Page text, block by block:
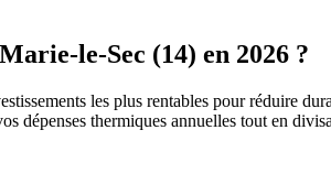
le-Sec (14) en 2026 ?
les plus rentables pour réduire
dépenses thermiques annuelles tout en